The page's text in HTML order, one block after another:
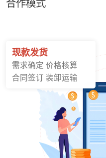
合作模式
现款发货
需求确定 价格核算
合同签订 装卸运输